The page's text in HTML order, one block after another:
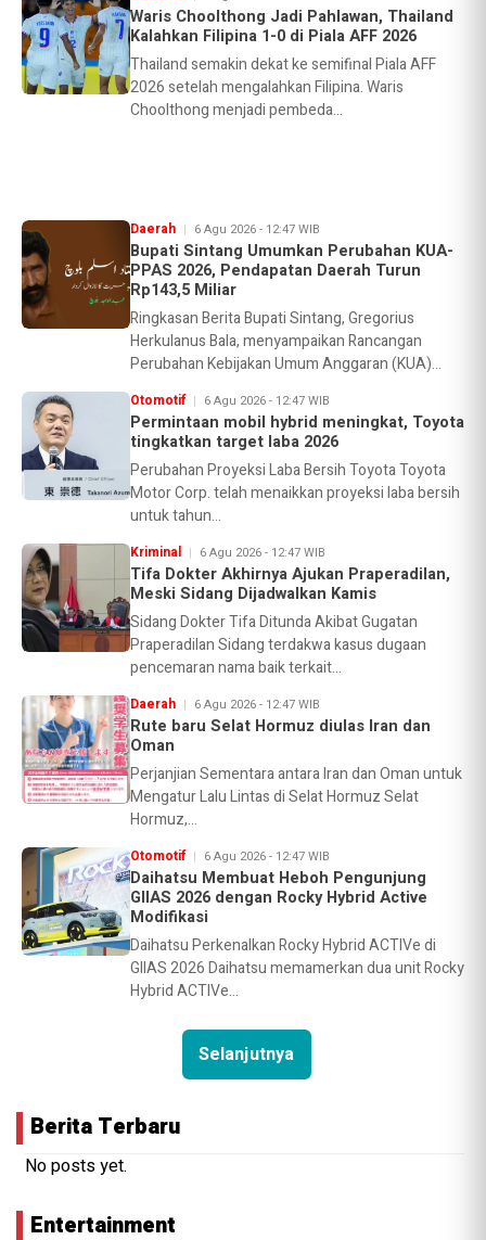
Waris Choolthong Jadi Pahlawan, Thailand
Kalahkan Filipina 1-0 di Piala AFF 2026
Thailand semakin dekat ke semifinal Piala AFF
2026 setelah mengalahkan Filipina. Waris
Choolthong menjadi pembeda...
Daerah 6 Agu 2026 - 12:47 WIB
Bupati Sintang Umumkan Perubahan KUA-
PPAS 2026, Pendapatan Daerah Turun
Rp143,5 Miliar
Ringkasan Berita Bupati Sintang, Gregorius
Herkulanus Bala, menyampaikan Rancangan
Perubahan Kebijakan Umum Anggaran (KUA)
Otomotif 6 Agu 2026 - 12:47 WIB
Permintaan mobil hybrid meningkat, Toyota
tingkatkan target laba 2026
Perubahan Proyeksi Laba Bersih Toyota Toyota
Motor Corp. telah menaikkan proyeksi laba bersih
untuk tahun...
Kriminal 6 Agu 2026 - 12:47 WIB
Tifa Dokter Akhirnya Ajukan Praperadilan,
Meski Sidang Dijadwalkan Kamis
Sidang Dokter Tifa Ditunda Akibat Gugatan
Praperadilan Sidang terdakwa kasus dugaan
pencemaran nama baik terkait...
Daerah 6 Agu 2026 - 12:47 WIB
Rute baru Selat Hormuz diulas Iran dan
Oman
Perjanjian Sementara antara Iran dan Oman untuk
Mengatur Lalu Lintas di Selat Hormuz Selat
Hormuz,...
Otomotif 6 Agu 2026 - 12:47 WIB
Daihatsu Membuat Heboh Pengunjung
GIIAS 2026 dengan Rocky Hybrid Active
Modifikasi
Daihatsu Perkenalkan Rocky Hybrid ACTIVe di
GIIAS 2026 Daihatsu memamerkan dua unit Rocky
Hybrid ACTIVe...
Selanjutnya
Berita Terbaru
No posts yet.
Entertainment